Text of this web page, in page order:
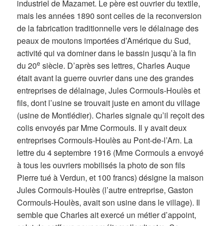
industriel de Mazamet. Le père est ouvrier du textile,
mais les années 1890 sont celles de la reconversion
de la fabrication traditionnelle vers le délainage des
peaux de moutons importées d’Amérique du Sud,
activité qui va dominer dans le bassin jusqu’à la fin
du 20e siècle. D’après ses lettres, Charles Auque
était avant la guerre ouvrier dans une des grandes
entreprises de délainage, Jules Cormouls-Houlès et
fils, dont l’usine se trouvait juste en amont du village
(usine de Montlédier). Charles signale qu’il reçoit des
colis envoyés par Mme Cormouls. Il y avait deux
entreprises Cormouls-Houlès au Pont-de-l’Arn. La
lettre du 4 septembre 1916 (Mme Cormouls a envoyé
à tous les ouvriers mobilisés la photo de son fils
Pierre tué à Verdun, et 100 francs) désigne la maison
Jules Cormouls-Houlès (l’autre entreprise, Gaston
Cormouls-Houlès, avait son usine dans le village). Il
semble que Charles ait exercé un métier d’appoint,